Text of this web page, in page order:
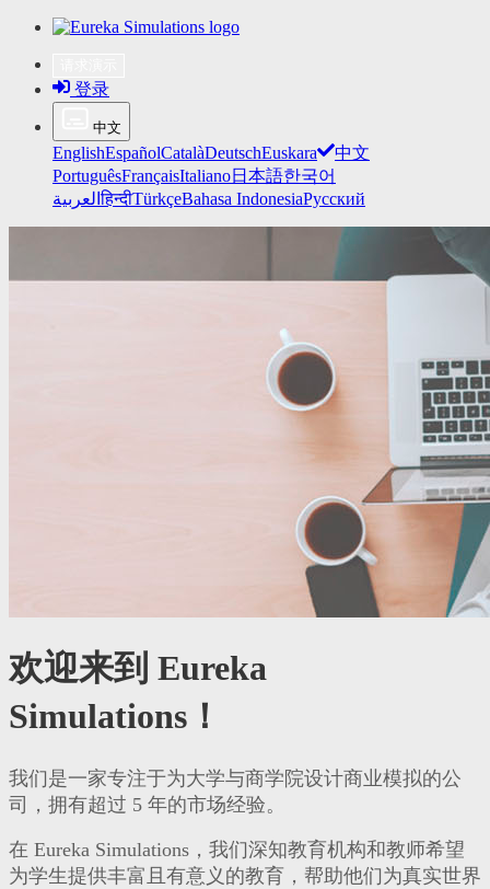
登录
中文
EnglishEspañolCatalàDeutschEuskara
中文
PortuguêsFrançaisItaliano日本語한국어
العربيةहिन्दीTürkçeBahasa IndonesiaРусский
欢迎来到 Eureka
Simulations！
我们是一家专注于为大学与商学院设计商业模拟的公
司，拥有超过 5 年的市场经验。
在 Eureka Simulations，我们深知教育机构和教师希望
为学生提供丰富且有意义的教育，帮助他们为真实世界